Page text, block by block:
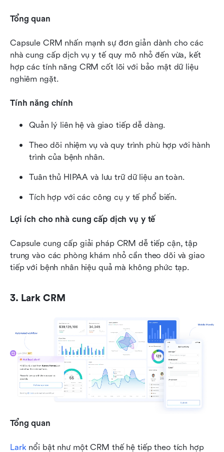
Tổng quan
Capsule CRM nhấn mạnh sự đơn giản dành cho các
nhà cung cấp dịch vụ y tế quy mô nhỏ đến vừa, kết
hợp các tính năng CRM cốt lõi với bảo mật dữ liệu
nghiêm ngặt.
Tính năng chính
Quản lý liên hệ và giao tiếp dễ dàng.
Theo dõi nhiệm vụ và quy trình phù hợp với hành
trình của bệnh nhân.
Tuân thủ HIPAA và lưu trữ dữ liệu an toàn.
Tích hợp với các công cụ y tế phổ biến.
Lợi ích cho nhà cung cấp dịch vụ y tế
Capsule cung cấp giải pháp CRM dễ tiếp cận, tập
trung vào các phòng khám nhỏ cần theo dõi và giao
tiếp với bệnh nhân hiệu quả mà không phức tạp.
3. Lark CRM
Tổng quan
Lark nổi bật như một CRM thế hệ tiếp theo tích hợp